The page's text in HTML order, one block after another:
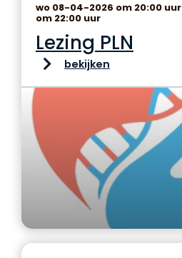
wo 08-04-2026 om 20:00 uur
om 22:00 uur
Lezing PLN
bekijken